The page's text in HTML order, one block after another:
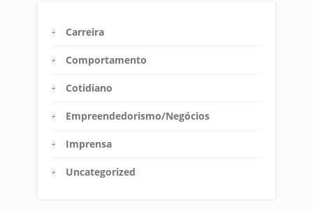
Carreira
Comportamento
Cotidiano
Empreendedorismo/Negócios
Imprensa
Uncategorized